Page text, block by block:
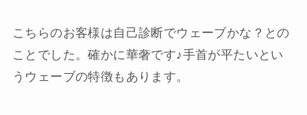
こちらのお客様は自己診断でウェーブかな？との
ことでした。確かに華奢です♪手首が平たいとい
うウェーブの特徴もあります。